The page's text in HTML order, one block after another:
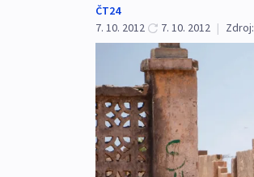
ČT24
7. 10. 2012
7. 10. 2012 | Zdroj: